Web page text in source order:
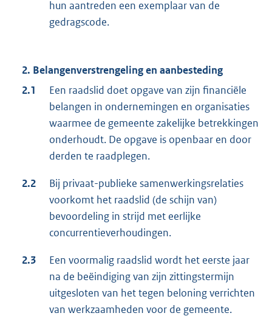
hun aantreden een exemplaar van de
gedragscode.
2. Belangenverstrengeling en aanbesteding
2.1
Een raadslid doet opgave van zijn financiële
belangen in ondernemingen en organisaties
waarmee de gemeente zakelijke betrekkingen
onderhoudt. De opgave is openbaar en door
derden te raadplegen.
2.2
Bij privaat-publieke samenwerkingsrelaties
voorkomt het raadslid (de schijn van)
bevoordeling in strijd met eerlijke
concurrentieverhoudingen.
2.3
Een voormalig raadslid wordt het eerste jaar
na de beëindiging van zijn zittingstermijn
uitgesloten van het tegen beloning verrichten
van werkzaamheden voor de gemeente.